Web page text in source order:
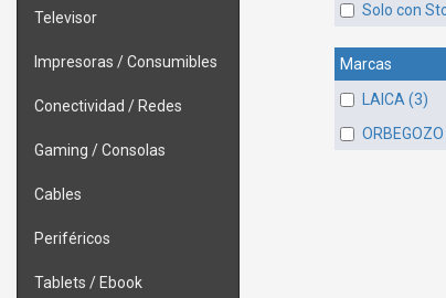
Televisor
Impresoras / Consumibles
Conectividad / Redes
Gaming / Consolas
Cables
Periféricos
Tablets / Ebook
Solo con
Marcas
LAICA (3)